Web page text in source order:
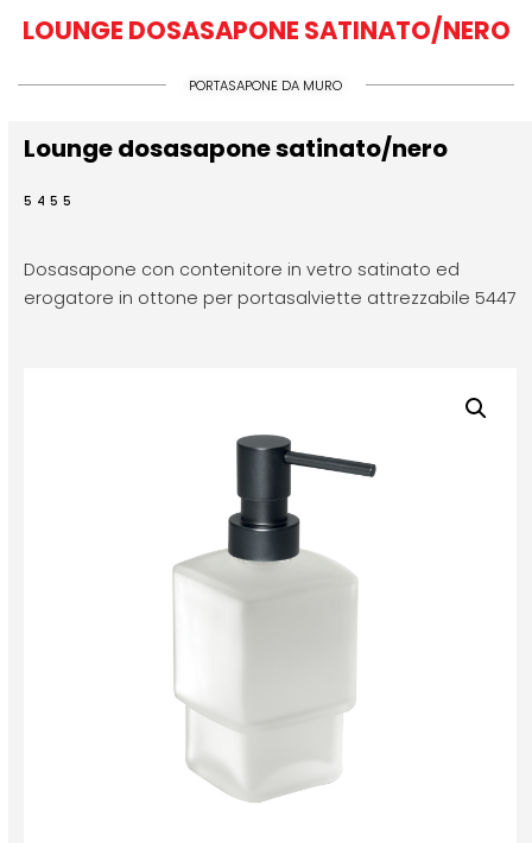
LOUNGE DOSASAPONE SATINATO/NERO
PORTASAPONE DA MURO
Lounge dosasapone satinato/nero
5455
Dosasapone con contenitore in vetro satinato ed
erogatore in ottone per portasalviette attrezzabile 5447